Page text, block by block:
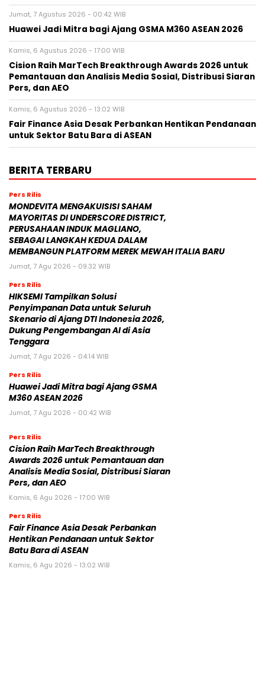
Jumat, 7 Agustus 2026 - 00:42 WIB
Huawei Jadi Mitra bagi Ajang GSMA M360 ASEAN 2026
Kamis, 6 Agustus 2026 - 17:00 WIB
Cision Raih MarTech Breakthrough Awards 2026 untuk
Pemantauan dan Analisis Media Sosial, Distribusi Siaran
Pers, dan AEO
Kamis, 6 Agustus 2026 - 13:02 WIB
Fair Finance Asia Desak Perbankan Hentikan Pendanaan
untuk Sektor Batu Bara di ASEAN
BERITA TERBARU
Pers Rilis
MONDEVITA MENGAKUISISI SAHAM
MAYORITAS DI UNDERSCORE DISTRICT,
PERUSAHAAN INDUK MAGLIANO,
SEBAGAI LANGKAH KEDUA DALAM
MEMBANGUN PLATFORM MEREK MEWAH ITALIA BARU
Jumat, 7 Agu 2026 - 09:32 WIB
Pers Rilis
HIKSEMI Tampilkan Solusi
Penyimpanan Data untuk Seluruh
Skenario di Ajang DTI Indonesia 2026,
Dukung Pengembangan AI di Asia
Tenggara
Jumat, 7 Agu 2026 - 04:14 WIB
Pers Rilis
Huawei Jadi Mitra bagi Ajang GSMA
M360 ASEAN 2026
Jumat, 7 Agu 2026 - 00:42 WIB
Pers Rilis
Cision Raih MarTech Breakthrough
Awards 2026 untuk Pemantauan dan
Analisis Media Sosial, Distribusi Siaran
Pers, dan AEO
Kamis, 6 Agu 2026 - 17:00 WIB
Pers Rilis
Fair Finance Asia Desak Perbankan
Hentikan Pendanaan untuk Sektor
Batu Bara di ASEAN
Kamis, 6 Agu 2026 - 13:02 WIB